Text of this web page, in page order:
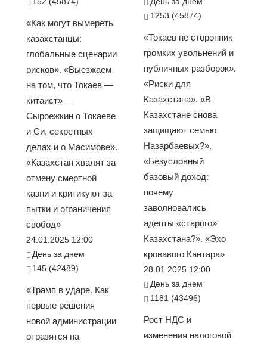
«Как могут вымереть
казахстанцы:
глобальные сценарии
рисков». «Выезжаем
на том, что Токаев —
китаист» —
Сыроежкин о Токаеве
и Си, секретных
делах и о Масимове».
«Казахстан хвалят за
отмену смертной
казни и критикуют за
пытки и ограничения
свобод»
24.01.2025 12:00
День за днем
145 (42489)
«Трамп в ударе. Как
первые решения
новой администрации
отразятся на
1253 (45874)
«Токаев не сторонник
громких увольнений и
публичных разборок».
«Риски для
Казахстана». «В
Казахстане снова
защищают семью
Назарбаевых?».
«Безусловный
базовый доход:
почему
заволновались
адепты «старого»
Казахстана?». «Эхо
кровавого Кантара»
28.01.2025 12:00
День за днем
1181 (43496)
Рост НДС и
изменения налоговой